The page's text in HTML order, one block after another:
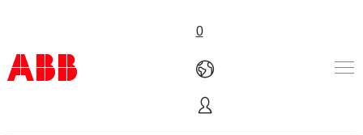
0
ABB通用型传动ACS530-04